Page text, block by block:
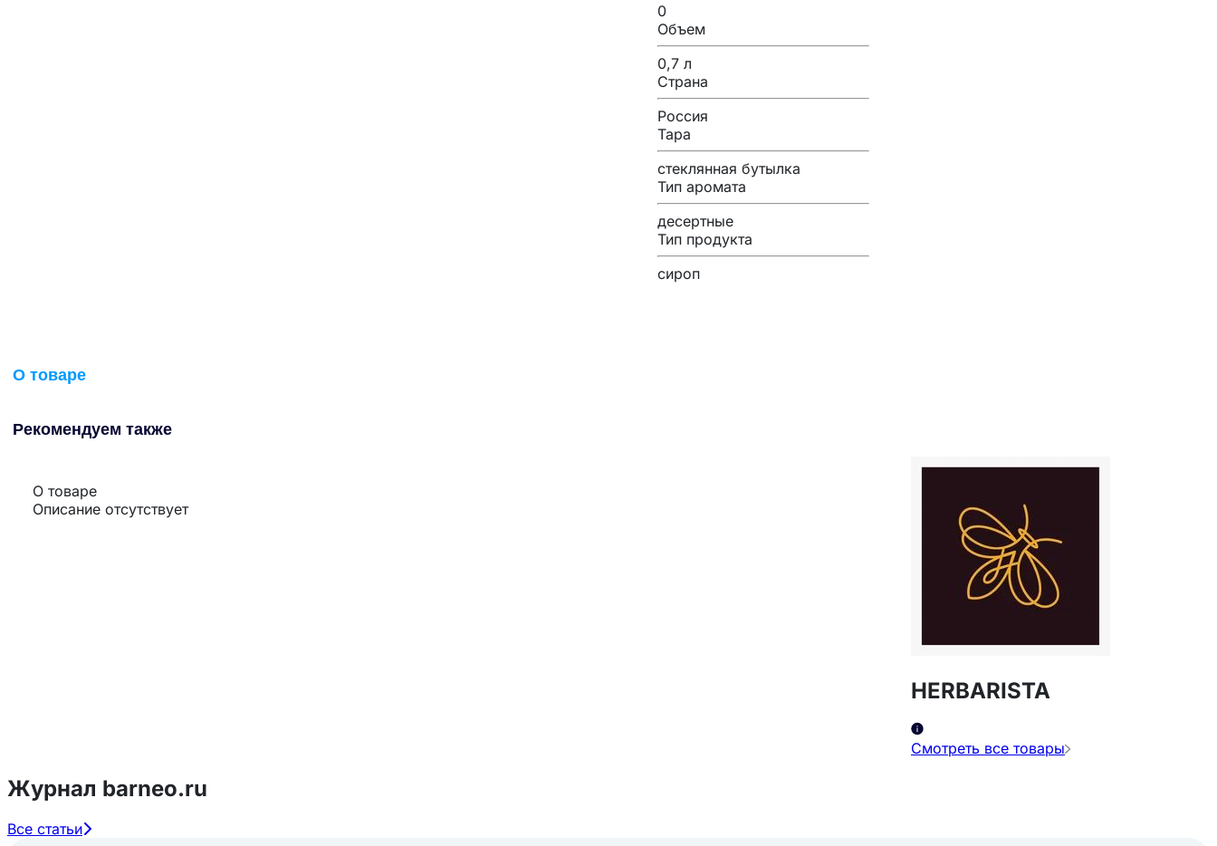
0
Объем
0,7 л
Страна
Россия
Тара
стеклянная бутылка
Тип аромата
десертные
Тип продукта
сироп
О товаре
Рекомендуем также
О товаре
Описание отсутствует
HERBARISTA
Смотреть все товары
Журнал barneo.ru
Все статьи